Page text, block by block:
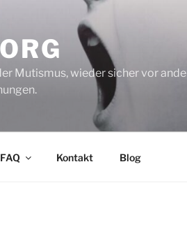
Mutismus, wieder sicher vor
FAQ Kontakt Blog